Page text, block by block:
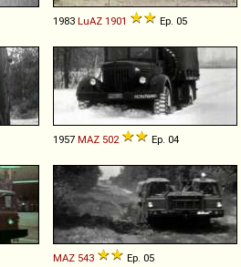
1983 LuAZ 1901 Ep. 05
1957 MAZ 502 Ep. 04
MAZ 543 Ep. 05